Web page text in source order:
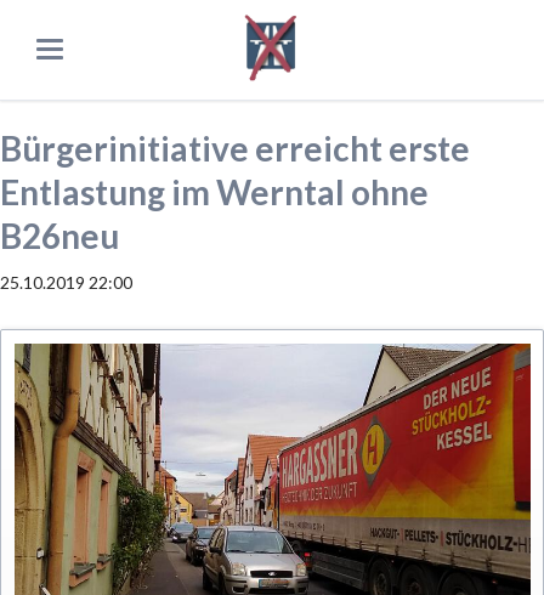
Bürgerinitiative erreicht erste
Entlastung im Werntal ohne
B26neu
25.10.2019 22:00